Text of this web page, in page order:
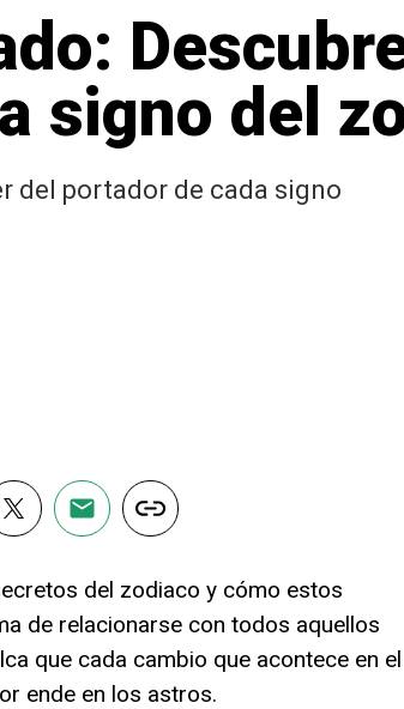
signo del
del portador de cada signo
del zodiaco y cómo estos
de relacionarse con todos aquellos
que cada cambio que acontece en el
ende en los astros.